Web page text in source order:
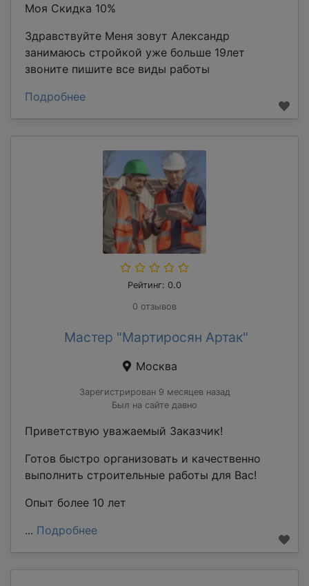
Моя Скидка 10%
Здравствуйте Меня зовут Александр
занимаюсь стройкой уже больше 19лет
звоните пишите все виды работы
Подробнее
Рейтинг: 0.0
0 отзывов
Мастер "Мартиросян Артак"
Москва
Зарегистрирован 9 месяцев назад
Был на сайте давно
Приветствую уважаемый Заказчик!
Готов быстро организовать и качественно
выполнить строительные работы для Вас!
Опыт более 10 лет
... Подробнее